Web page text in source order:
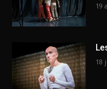
19
18